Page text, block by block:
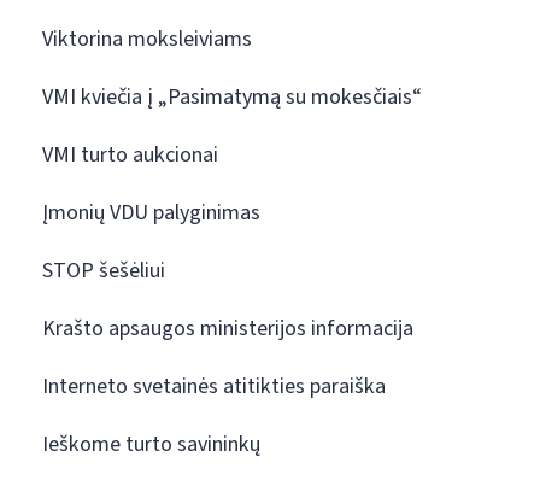
Viktorina moksleiviams
VMI kviečia į „Pasimatymą su mokesčiais“
VMI turto aukcionai
Įmonių VDU palyginimas
STOP šešėliui
Krašto apsaugos ministerijos informacija
Interneto svetainės atitikties paraiška
Ieškome turto savininkų